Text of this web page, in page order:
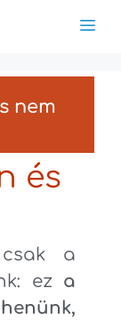
nem
és
a
ez a